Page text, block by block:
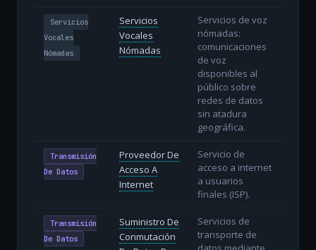
Servicios
Vocales
Nómadas
Servicios
Vocales
Nómadas
Servicios de voz
nómadas:
comunicaciones
de voz
disponibles al
público sobre
redes de datos
sin atadura
geográfica.
Transmisión
De Datos
Proveedor De
Acceso A
Internet
Servicio de
acceso a internet
a usuarios
finales (ISP).
Transmisión
De Datos
Suministro De
Conmutación
Servicios de
transporte de